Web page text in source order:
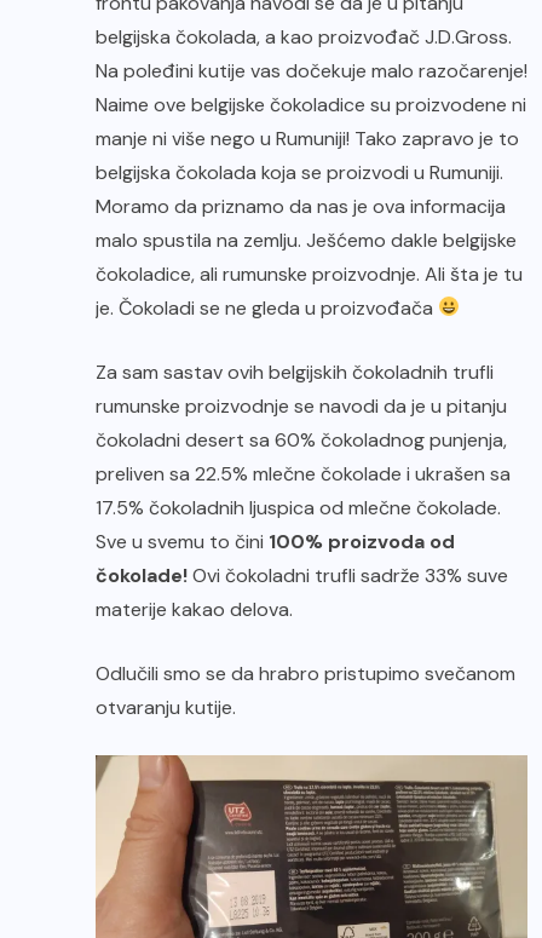
belgijska čokolada, a kao proizvođač J.D.Gross.
Na poleđini kutije vas dočekuje malo razočarenje!
Naime ove belgijske čokoladice su proizvodene ni
manje ni više nego u Rumuniji! Tako zapravo je to
belgijska čokolada koja se proizvodi u Rumuniji.
Moramo da priznamo da nas je ova informacija
malo spustila na zemlju. Ješćemo dakle belgijske
čokoladice, ali rumunske proizvodnje. Ali šta je tu
je. Čokoladi se ne gleda u proizvođača
Za sam sastav ovih belgijskih čokoladnih trufli
rumunske proizvodnje se navodi da je u pitanju
čokoladni desert sa 60% čokoladnog punjenja,
preliven sa 22.5% mlečne čokolade i ukrašen sa
17.5% čokoladnih ljuspica od mlečne čokolade.
Sve u svemu to čini 100% proizvoda od
čokolade!Ovi čokoladni trufli sadrže 33% suve
materije kakao delova.
Odlučili smo se da hrabro pristupimo svečanom
otvaranju kutije.